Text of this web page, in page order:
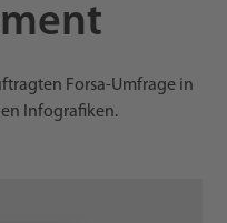
Forsa-Umfrage in
Infografiken.